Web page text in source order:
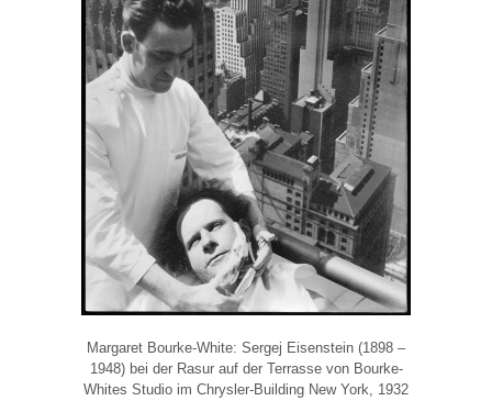
Margaret Bourke-White: Sergej Eisenstein (1898 –
1948) bei der Rasur auf der Terrasse von Bourke-
Whites Studio im Chrysler-Building New York, 1932